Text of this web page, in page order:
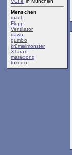
Menschen
maol
Flupp
Ventilator
dawn
gumbo
krümelmonster
XTaran
maradong
tuxedo